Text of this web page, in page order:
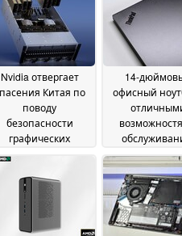
Nvidia отвергает
Китая по
поводу
безопасности
графических
H20 на
контроля за
экспортом в США
August 2025
14-
офисный
ThinkPad
предлагает 2
для SSD и 2
для
памяти03